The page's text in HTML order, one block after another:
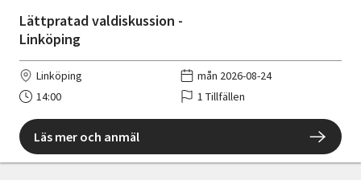
Lättpratad valdiskussion -
Linköping
Linköping
mån 2026-08-24
14:00
1 Tillfällen
Läs mer och anmäl